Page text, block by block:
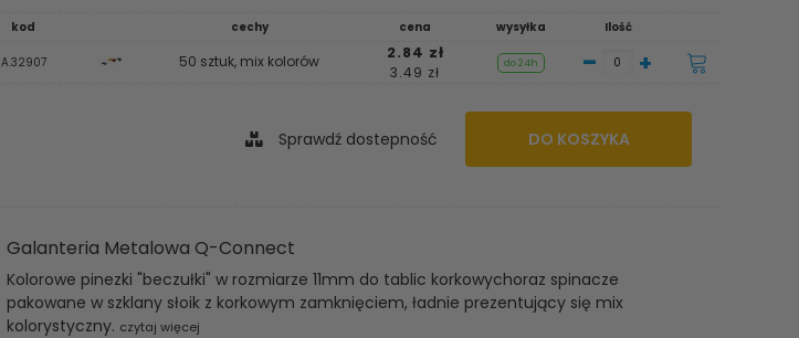
kod cechy cena wysyłka Ilość
A.32907 50 sztuk, mix kolorów 2.84 zł
3.49 zł do 24h - +
Sprawdź dostepność DO KOSZYKA
Galanteria Metalowa Q-Connect
Kolorowe pinezki "beczułki" w rozmiarze 11mm do tablic korkowychoraz spinacze
pakowane w szklany słoik z korkowym zamknięciem, ładnie prezentujący się mix
kolorystyczny. czytaj więcej